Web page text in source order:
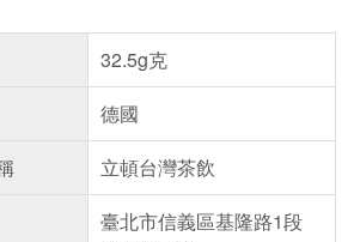
32.5g克
德國
立頓台灣茶飲
臺北市信義區基隆路1段